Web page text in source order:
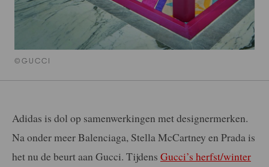
©GUCCI
Adidas is dol op samenwerkingen met designermerken.
Na onder meer Balenciaga, Stella McCartney en Prada is
het nu de beurt aan Gucci. Tijdens Gucci’s herfst/winter